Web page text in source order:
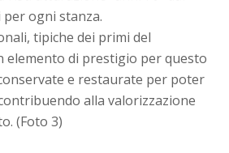
ogni stanza.
tipiche dei primi del
elemento di prestigio per questo
e restaurate per poter
alla valorizzazione
(Foto 3)